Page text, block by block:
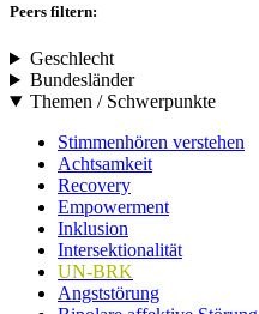
Peers filtern:
Geschlecht
Bundesländer
Themen / Schwerpunkte
Stimmenhören verstehen
Achtsamkeit
Recovery
Empowerment
Inklusion
Intersektionalität
UN-BRK
Angststörung